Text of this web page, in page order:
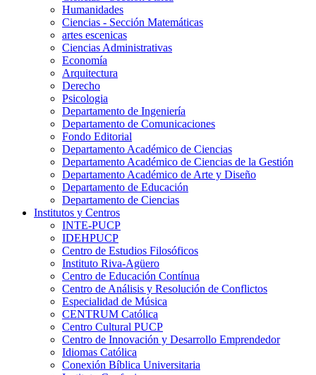
Humanidades
Ciencias - Sección Matemáticas
artes escenicas
Ciencias Administrativas
Economía
Arquitectura
Derecho
Psicologia
Departamento de Ingeniería
Departamento de Comunicaciones
Fondo Editorial
Departamento Académico de Ciencias
Departamento Académico de Ciencias de la Gestión
Departamento Académico de Arte y Diseño
Departamento de Educación
Departamento de Ciencias
Institutos y Centros
INTE-PUCP
IDEHPUCP
Centro de Estudios Filosóficos
Instituto Riva-Agüero
Centro de Educación Contínua
Centro de Análisis y Resolución de Conflictos
Especialidad de Música
CENTRUM Católica
Centro Cultural PUCP
Centro de Innovación y Desarrollo Emprendedor
Idiomas Católica
Conexión Bíblica Universitaria